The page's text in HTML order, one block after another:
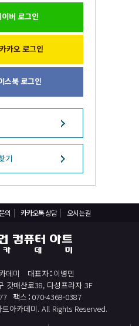
이버 로그인
카카오 로그인
스북 로그인
기
의 카카오톡 상담 오시는길
데미 대표자 이병민
갓매산로38, 다성프라자 3F
팩스 070-4369-0387
아카데미. All Rights Reserved.
맥스(MAX),레빗(REVIT))실무자 양성과정
발 양성 지원
디자인)
처리산업기사)(과정평가형)
부 프레임워크/SPRING)
산세무2급/FAT1급/TAT2급]
증 취득(한글,엑셀,파워포인트)
정